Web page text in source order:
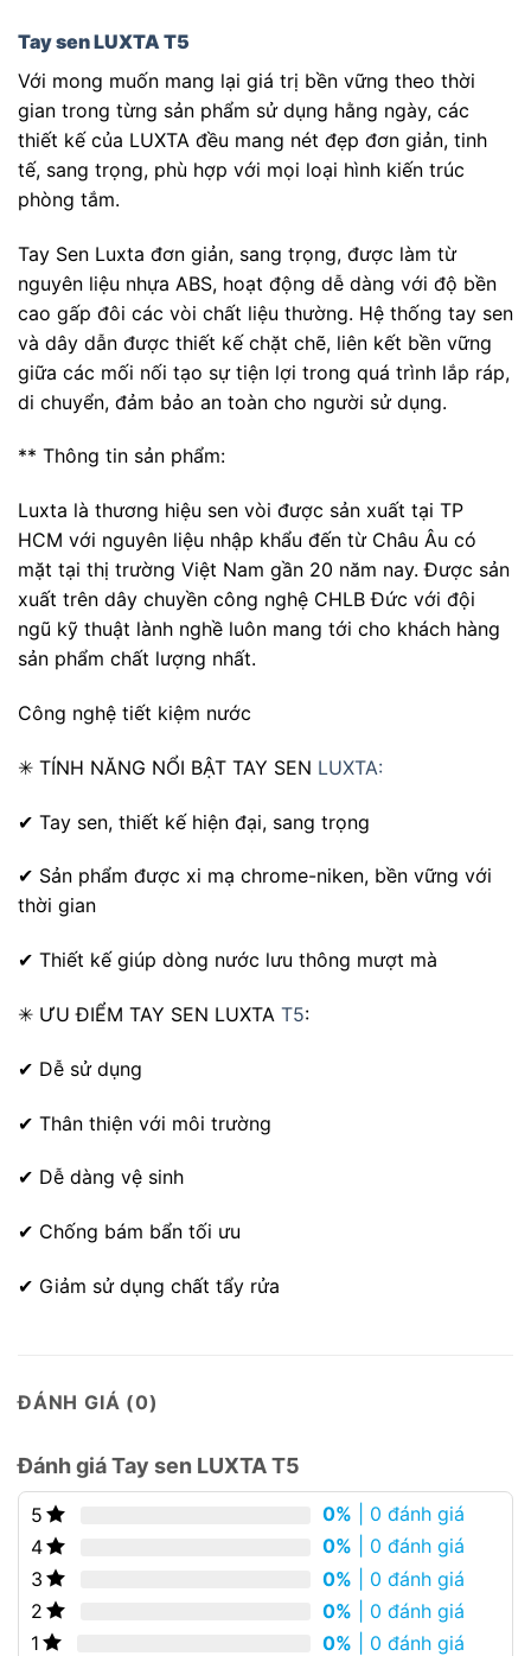
Tay sen LUXTA T5
Với mong muốn mang lại giá trị bền vững theo thời
gian trong từng sản phẩm sử dụng hằng ngày, các
thiết kế của LUXTA đều mang nét đẹp đơn giản, tinh
tế, sang trọng, phù hợp với mọi loại hình kiến trúc
phòng tắm.
Tay Sen Luxta đơn giản, sang trọng, được làm từ
nguyên liệu nhựa ABS, hoạt động dễ dàng với độ bền
cao gấp đôi các vòi chất liệu thường. Hệ thống tay sen
và dây dẫn được thiết kế chặt chẽ, liên kết bền vững
giữa các mối nối tạo sự tiện lợi trong quá trình lắp ráp,
di chuyển, đảm bảo an toàn cho người sử dụng.
** Thông tin sản phẩm:
Luxta là thương hiệu sen vòi được sản xuất tại TP
HCM với nguyên liệu nhập khẩu đến từ Châu Âu có
mặt tại thị trường Việt Nam gần 20 năm nay. Được sản
xuất trên dây chuyền công nghệ CHLB Đức với đội
ngũ kỹ thuật lành nghề luôn mang tới cho khách hàng
sản phẩm chất lượng nhất.
Công nghệ tiết kiệm nước
✳ TÍNH NĂNG NỔI BẬT TAY SEN LUXTA:
✔ Tay sen, thiết kế hiện đại, sang trọng
✔ Sản phẩm được xi mạ chrome-niken, bền vững với
thời gian
✔ Thiết kế giúp dòng nước lưu thông mượt mà
✳ ƯU ĐIỂM TAY SEN LUXTA T5:
✔ Dễ sử dụng
✔ Thân thiện với môi trường
✔ Dễ dàng vệ sinh
✔ Chống bám bẩn tối ưu
✔ Giảm sử dụng chất tẩy rửa
ĐÁNH GIÁ (0)
Đánh giá Tay sen LUXTA T5
5 0% | 0 đánh giá
4
0% | 0 đánh giá
3
0% | 0 đánh giá
2
0% | 0 đánh giá
1
0% | 0 đánh giá